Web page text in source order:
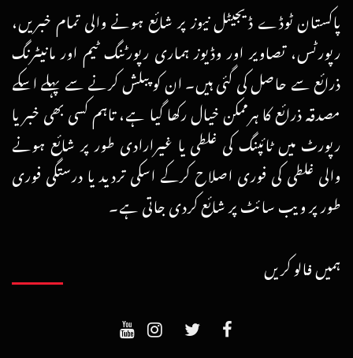
پاکستان ٹوڈے ڈیجیٹل نیوز پر شائع ہونے والی تمام خبریں،
رپورٹس، تصاویر اور وڈیوز ہماری رپورٹنگ ٹیم اور مانیٹرنگ
ذرائع سے حاصل کی گئی ہیں۔ ان کو پبلش کرنے سے پہلے اسکے
مصدقہ ذرائع کا ہرممکن خیال رکھا گیا ہے، تاہم کسی بھی خبر یا
رپورٹ میں ٹائپنگ کی غلطی یا غیرارادی طور پر شائع ہونے
والی غلطی کی فوری اصلاح کرکے اسکی تردید یا درستگی فوری
طور پر ویب سائٹ پر شائع کردی جاتی ہے۔
ہمیں فالو کریں